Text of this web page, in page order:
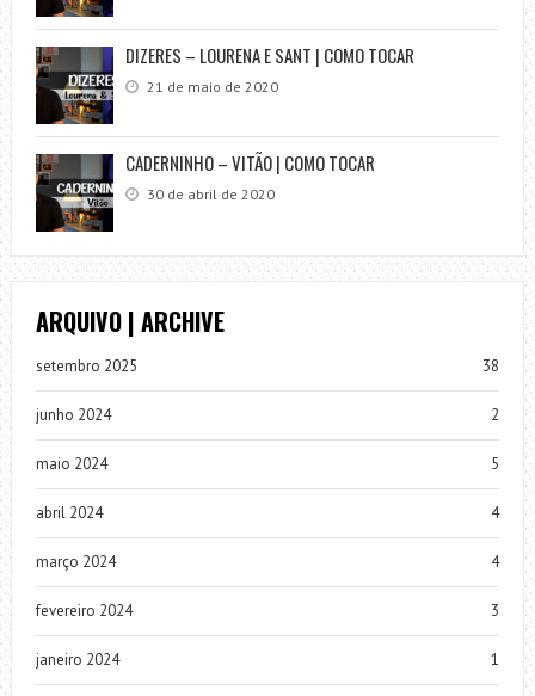
DIZERES – LOURENA E SANT | COMO TOCAR
21 de maio de 2020
CADERNINHO – VITÃO | COMO TOCAR
30 de abril de 2020
ARQUIVO | ARCHIVE
setembro 2025 38
junho 2024 2
maio 2024 5
abril 2024 4
março 2024 4
fevereiro 2024 3
janeiro 2024 1